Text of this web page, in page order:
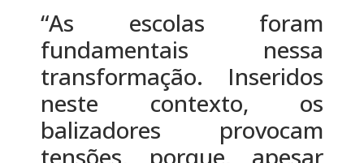
“As escolas foram
fundamentais nessa
transformação. Inseridos
neste contexto, os
balizadores provocam
tensões, porque, apesar